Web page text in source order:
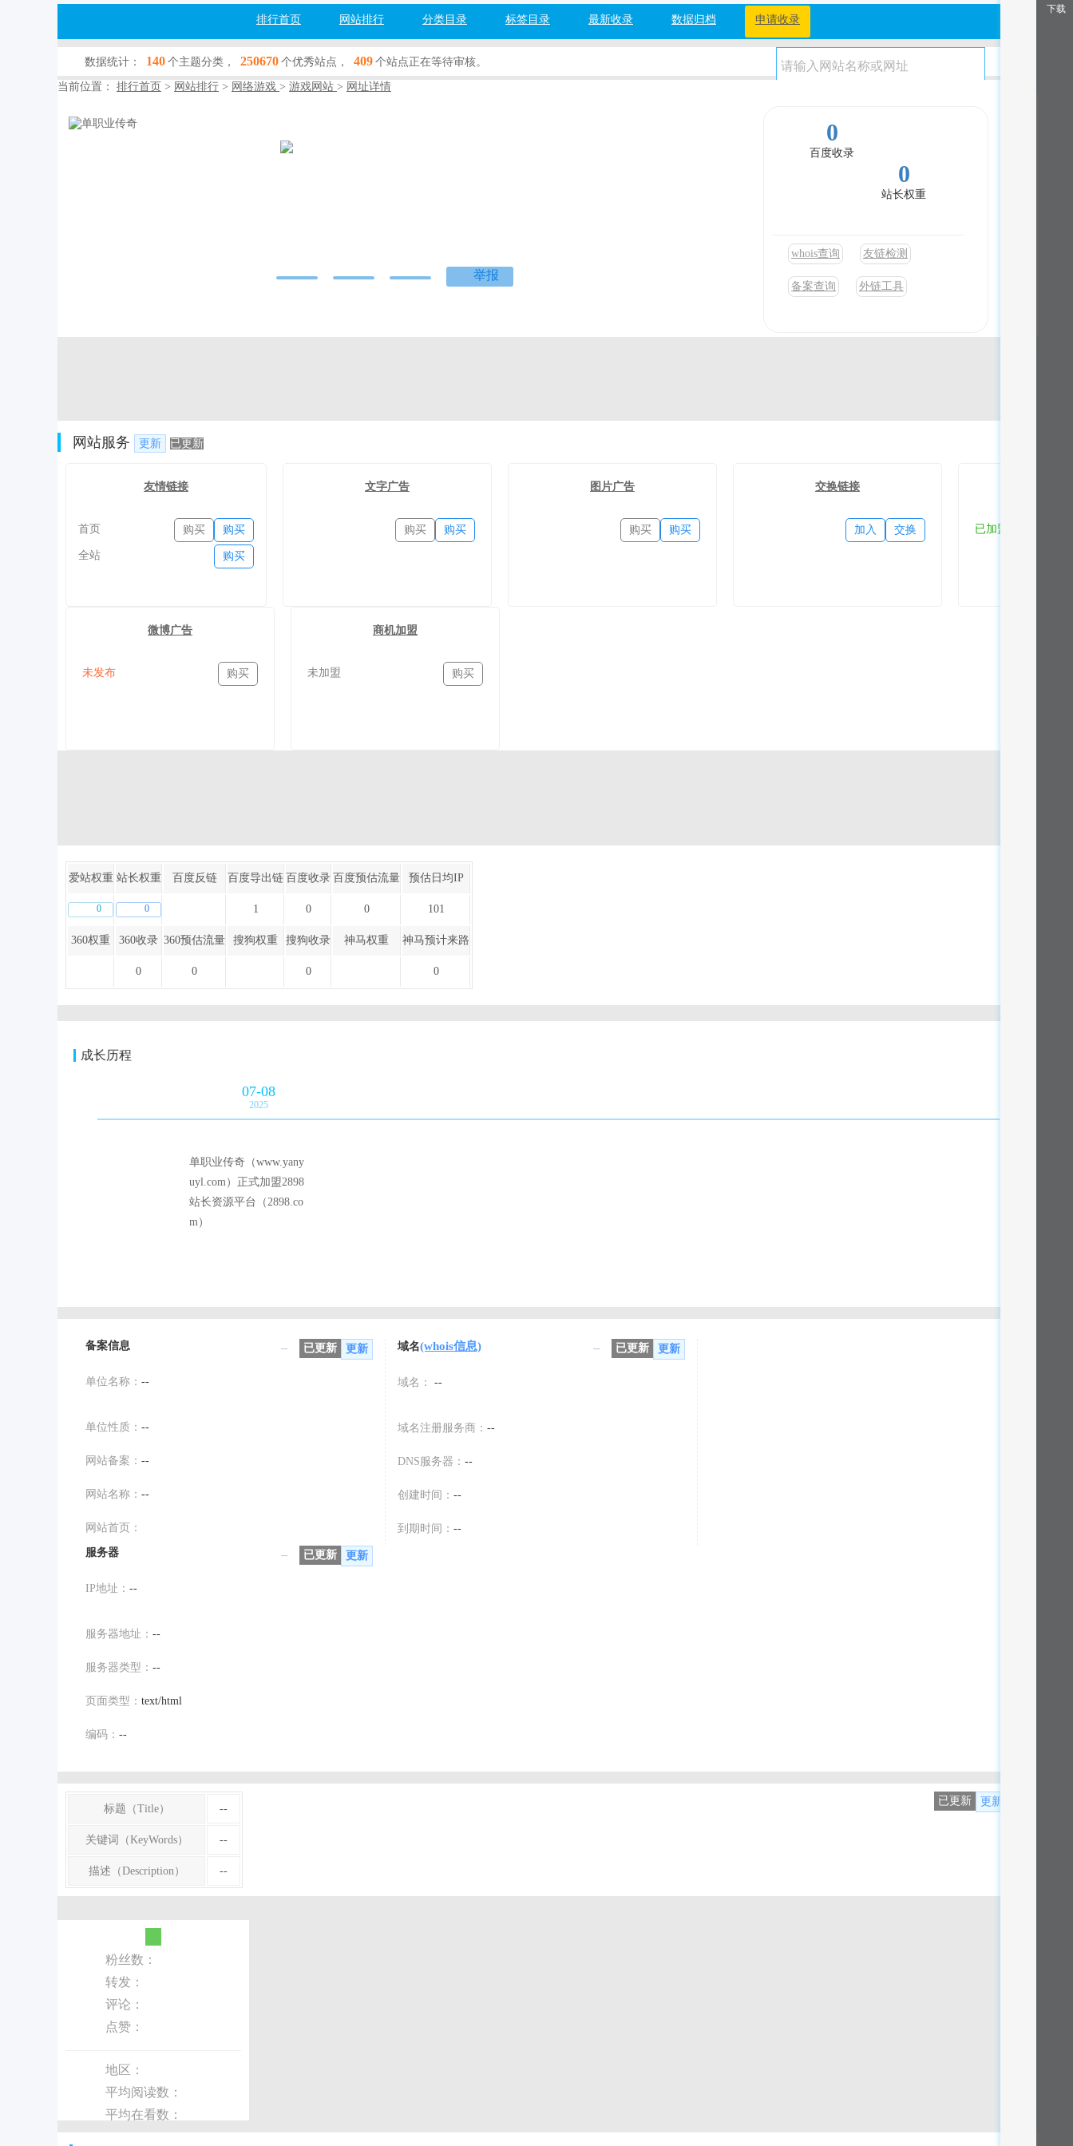
排行首页 网站排行 分类目录 标签目录 最新收录 数据归档 申请收录
数据统计： 140 个主题分类， 250670 个优秀站点， 409 个站点正在等待审核。
当前位置： 排行首页 > 网站排行 > 网络游戏 > 游戏网站 > 网址详情
举报
0
百度收录
0
站长权重
whois查询 友链检测
备案查询 外链工具
网站服务 更新 已更新
友情链接
首页 购买
购买
全站 购买
文字广告
购买
购买
图片广告
购买
购买
交换链接
交换
加入 已加盟
微博广告
未发布 购买
商机加盟
未加盟 购买
爱站权重 站长权重 百度反链 百度导出链 百度收录 百度预估流量 预估日均IP
0 0 1 0 0 101
360权重 360收录 360预估流量 搜狗权重 搜狗收录 神马权重 神马预计来路
0 0 0 0
成长历程
07-08
2025
单职业传奇（www.yany
uyl.com）正式加盟2898
站长资源平台（2898.co
m）
备案信息 更新
已更新
--
单位名称： --
单位性质： --
网站备案： --
网站名称： --
网站首页：
域名(whois信息) 更新
已更新
--
域名： --
域名注册服务商： --
DNS服务器： --
创建时间： --
到期时间： --
服务器
更新
已更新
--
IP地址： --
服务器地址： --
服务器类型： --
页面类型： text/html
编码： --
更新
已更新
标题（Title） --
关键词（KeyWords） --
描述（Description） --
粉丝数：
转发：
评论：
点赞：
地区：
平均阅读数：
平均在看数：
下载